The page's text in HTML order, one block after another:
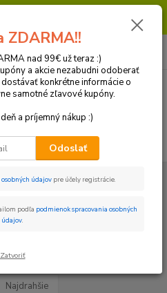
99€ získate poštovné ZDARMA.
Veľkosť pneu 18"
Najdrahšie
ZDARMA!!
nad 99€ už teraz :)
a akcie nezabudni odoberať
konkrétne informácie o
samotné zľavové kupóny.
a príjemný nákup :)
Odoslať
údajov pre účely registrácie.
podľa podmienok spracovania osobných
údajov.
Zatvoriť